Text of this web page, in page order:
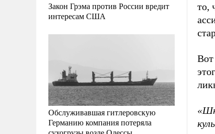
Закон Грэма против России вредит
интересам США
Обслуживавшая гитлеровскую
Германию компания потеряла
то,